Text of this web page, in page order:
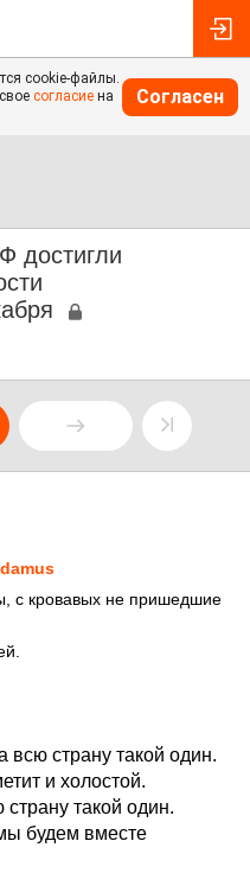
cookie-файлы.
согласие на
Согласен
достигли
с кровавых не пришедшие
всю страну такой один.
и холостой.
такой один.
будем вместе